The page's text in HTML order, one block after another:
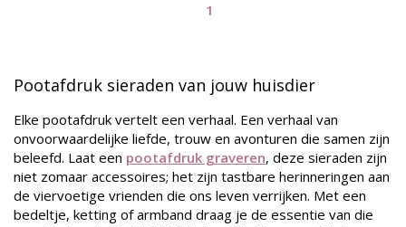
1
Pootafdruk sieraden van jouw huisdier
Elke pootafdruk vertelt een verhaal. Een verhaal van
onvoorwaardelijke liefde, trouw en avonturen die samen zijn
beleefd. Laat een pootafdruk graveren, deze sieraden zijn
niet zomaar accessoires; het zijn tastbare herinneringen aan
de viervoetige vrienden die ons leven verrijken. Met een
bedeltje, ketting of armband draag je de essentie van die